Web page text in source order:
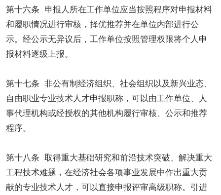
第十六条 申报人所在工作单位应当按照程序对申报材料
和履职情况进行审核，择优推荐并在单位内部进行公
示。经公示无异议后，工作单位按照管理权限将个人申
报材料逐级上报。
第十七条 非公有制经济组织、社会组织以及新兴业态、
自由职业专业技术人才申报职称，可以由工作单位、人
事代理机构或经授权的其他机构履行审核、公示和推荐
程序。
第十八条 取得重大基础研究和前沿技术突破、解决重大
工程技术难题，在经济社会各项事业发展中作出重大贡
献的专业技术人才，可以直接申报评审高级职称。引进